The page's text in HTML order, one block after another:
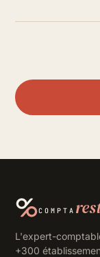
COMPTA
L'expert-
+300